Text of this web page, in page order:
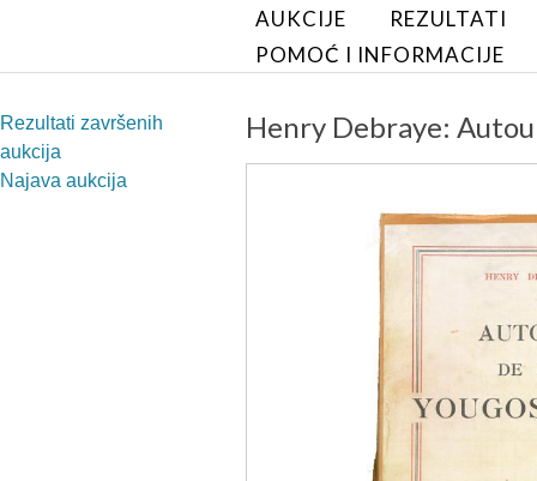
AUKCIJE
REZULTATI
POMOĆ I INFORMACIJE
Rezultati završenih
aukcija
Najava aukcija
Henry Debraye: